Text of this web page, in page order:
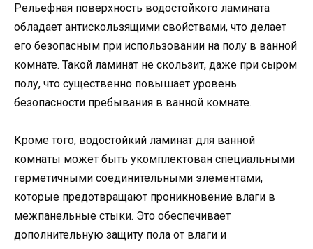
Рельефная поверхность водостойкого ламината
обладает антискользящими свойствами, что делает
его безопасным при использовании на полу в ванной
комнате. Такой ламинат не скользит, даже при сыром
полу, что существенно повышает уровень
безопасности пребывания в ванной комнате.
Кроме того, водостойкий ламинат для ванной
комнаты может быть укомплектован специальными
герметичными соединительными элементами,
которые предотвращают проникновение влаги в
межпанельные стыки. Это обеспечивает
дополнительную защиту пола от влаги и